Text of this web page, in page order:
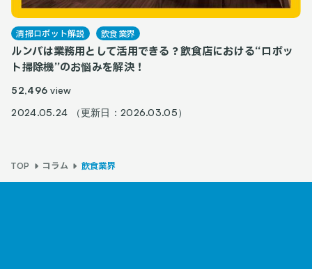
清掃ロボット解説 飲食業界
ルンバは業務用として活用できる？飲食店における“ロボッ
ト掃除機”のお悩みを解決！
52,496view
2024.05.24 （更新日：2026.03.05）
TOP コラム 飲食業界